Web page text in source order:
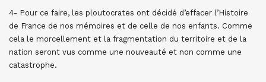
4- Pour ce faire, les ploutocrates ont décidé d’effacer l’Histoire
de France de nos mémoires et de celle de nos enfants. Comme
cela le morcellement et la fragmentation du territoire et de la
nation seront vus comme une nouveauté et non comme une
catastrophe.